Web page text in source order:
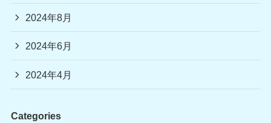
2024年8月
2024年6月
2024年4月
Categories